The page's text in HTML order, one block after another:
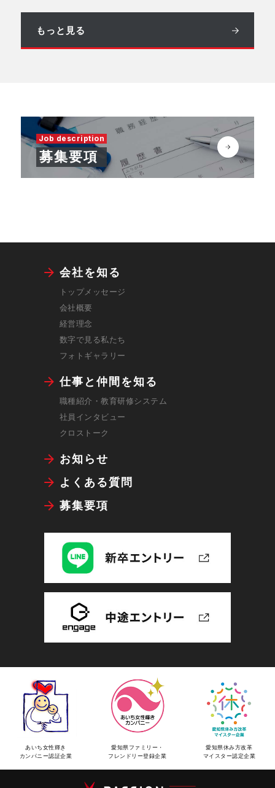
もっと見る
Job description
募集要項
会社を知る
トップメッセージ
会社概要
経営理念
数字で見る私たち
フォトギャラリー
仕事と仲間を知る
職種紹介・教育研修システム
社員インタビュー
クロストーク
お知らせ
よくある質問
募集要項
あいち女性輝き
カンパニー認証企業
愛知県ファミリー・
フレンドリー登録企業
愛知県休み方改革
マイスター認定企業